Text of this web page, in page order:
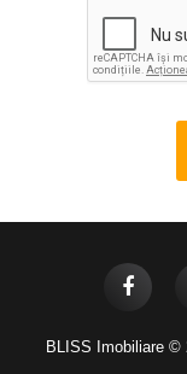
BLISS Imobiliare ©